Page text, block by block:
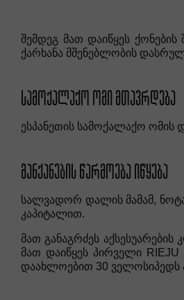
შემდეგ მათ დაიწყეს
ქარხანა მშენებლობის
ᲡᲐᲛᲝᲥᲐᲚᲐᲥᲝ ᲝᲛᲘ ᲛᲗᲐᲕᲠᲓᲔᲑᲐ
ესპანეთის სამოქალაქო ომის
ᲛᲐᲜᲥᲐᲜᲔᲑᲘᲡ ᲬᲐᲠᲛᲝᲔᲑᲐ ᲘᲬᲧᲔᲑᲐ
სალვადორ დალის მამამ,
კაპიტალით.
მათ განაგრძეს
მათ დაიწყეს პირველი
დაახლოებით 30 ველოსიპედს